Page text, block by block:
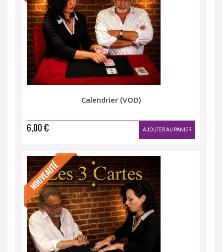
Calendrier (VOD)
6,00 € AJOUTER AU PANIER